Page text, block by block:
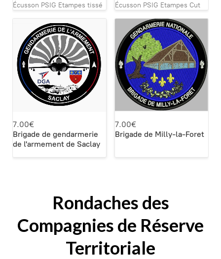
Écusson PSIG Etampes tissé Écusson PSIG Etampes Cut
7.00€
Brigade de gendarmerie
de l'armement de Saclay
7.00€
Brigade de Milly-la-Foret
Rondaches des
Compagnies de Réserve
Territoriale